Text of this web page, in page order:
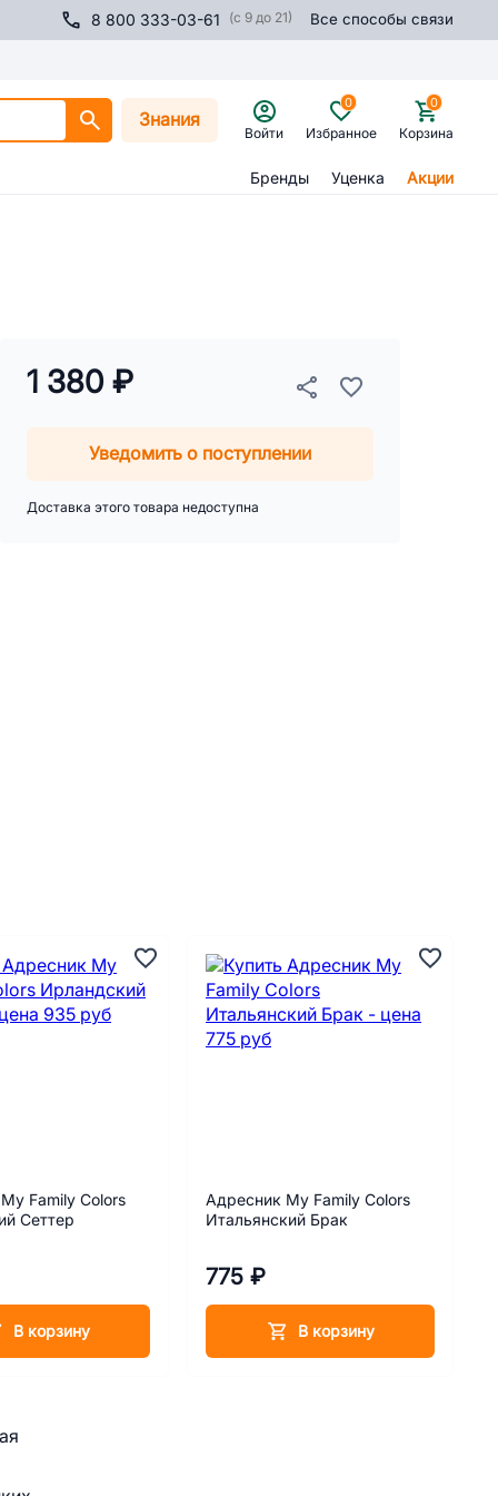
8 800 333-03-61 (с 9 до 21) Все способы связи
Знания
Войти Избранное
0
Корзина
0
Бренды Уценка Акции
1 380 ₽
Уведомить о поступлении
Доставка этого товара недоступна
Family Colors
Сеттер
В корзину
Адресник My Family Colors
Итальянский Брак
775 ₽
В корзину